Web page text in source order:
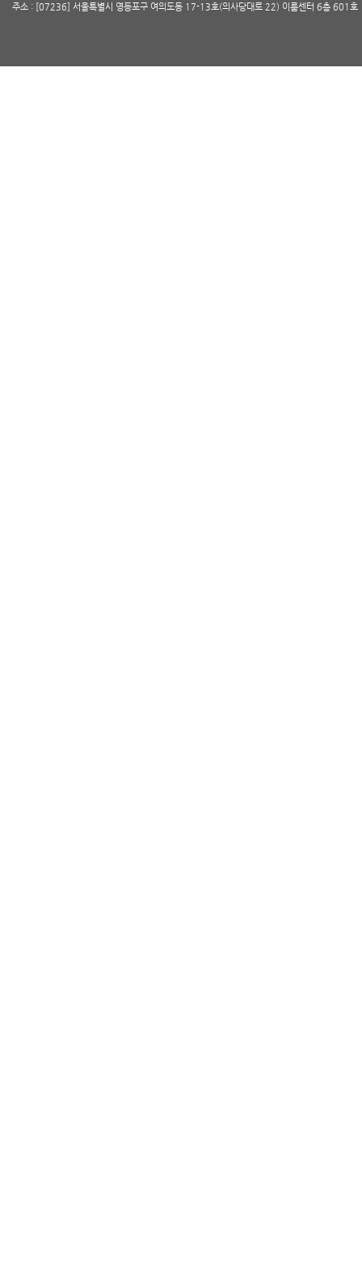
주소 : [07236] 서울특별시 영등포구 여의도동 17-13호(의사당대로 22) 이룸센터 6층 601호